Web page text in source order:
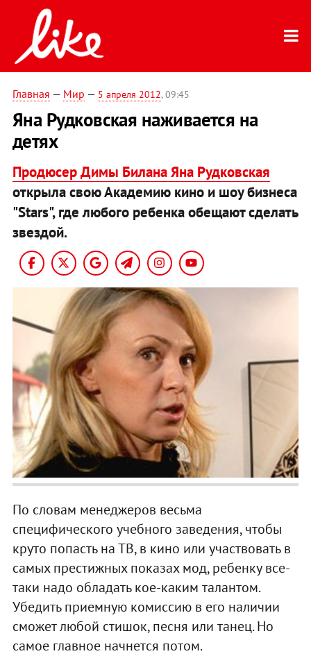
Главная — Мир — 5 апреля 2012, 09:45
Яна Рудковская наживается на
детях
Продюсер Димы Билана Яна Рудковская
открыла свою Академию кино и шоу бизнеса
"Stars", где любого ребенка обещают сделать
звездой.
По словам менеджеров весьма
специфического учебного заведения, чтобы
круто попасть на ТВ, в кино или участвовать в
самых престижных показах мод, ребенку все-
таки надо обладать кое-каким талантом.
Убедить приемную комиссию в его наличии
сможет любой стишок, песня или танец. Но
самое главное начнется потом.